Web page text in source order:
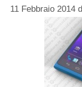
11 Febbraio 2014